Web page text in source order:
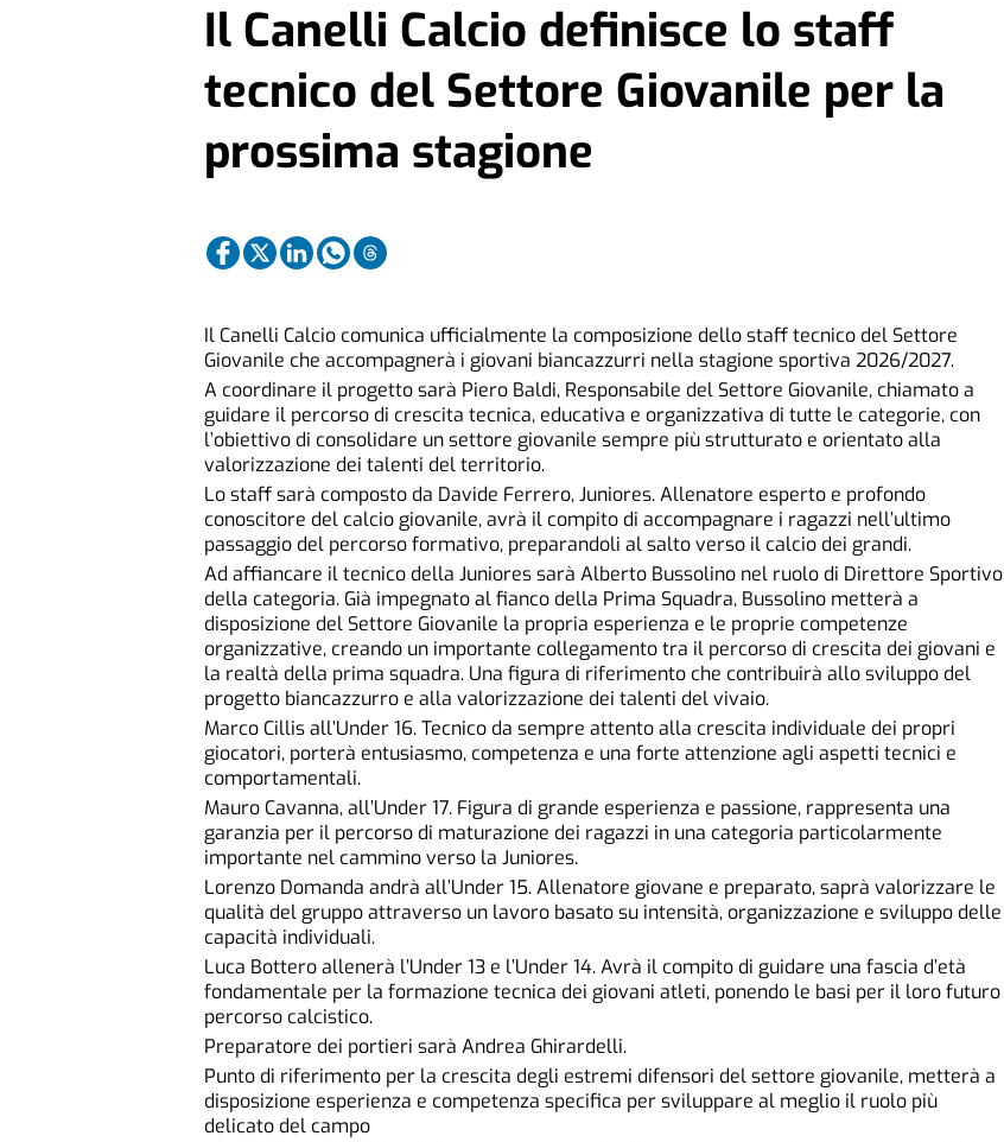
Il Canelli Calcio definisce lo staff
tecnico del Settore Giovanile per la
prossima stagione
Il Canelli Calcio comunica ufficialmente la composizione dello staff tecnico del Settore
Giovanile che accompagnerà i giovani biancazzurri nella stagione sportiva 2026/2027.
A coordinare il progetto sarà Piero Baldi, Responsabile del Settore Giovanile, chiamato a
guidare il percorso di crescita tecnica, educativa e organizzativa di tutte le categorie, con
l’obiettivo di consolidare un settore giovanile sempre più strutturato e orientato alla
valorizzazione dei talenti del territorio.
Lo staff sarà composto da Davide Ferrero, Juniores. Allenatore esperto e profondo
conoscitore del calcio giovanile, avrà il compito di accompagnare i ragazzi nell’ultimo
passaggio del percorso formativo, preparandoli al salto verso il calcio dei grandi.
Ad affiancare il tecnico della Juniores sarà Alberto Bussolino nel ruolo di Direttore Sportivo
della categoria. Già impegnato al fianco della Prima Squadra, Bussolino metterà a
disposizione del Settore Giovanile la propria esperienza e le proprie competenze
organizzative, creando un importante collegamento tra il percorso di crescita dei giovani e
la realtà della prima squadra. Una figura di riferimento che contribuirà allo sviluppo del
progetto biancazzurro e alla valorizzazione dei talenti del vivaio.
Marco Cillis all’Under 16. Tecnico da sempre attento alla crescita individuale dei propri
giocatori, porterà entusiasmo, competenza e una forte attenzione agli aspetti tecnici e
comportamentali.
Mauro Cavanna, all’Under 17. Figura di grande esperienza e passione, rappresenta una
garanzia per il percorso di maturazione dei ragazzi in una categoria particolarmente
importante nel cammino verso la Juniores.
Lorenzo Domanda andrà all’Under 15. Allenatore giovane e preparato, saprà valorizzare le
qualità del gruppo attraverso un lavoro basato su intensità, organizzazione e sviluppo delle
capacità individuali.
Luca Bottero allenerà l’Under 13 e l’Under 14. Avrà il compito di guidare una fascia d’età
fondamentale per la formazione tecnica dei giovani atleti, ponendo le basi per il loro futuro
percorso calcistico.
Preparatore dei portieri sarà Andrea Ghirardelli.
Punto di riferimento per la crescita degli estremi difensori del settore giovanile, metterà a
disposizione esperienza e competenza specifica per sviluppare al meglio il ruolo più
delicato del campo